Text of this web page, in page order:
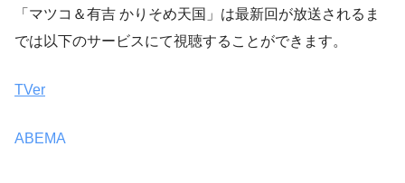
「マツコ＆有吉 かりそめ天国」は最新回が放送されるま
では以下のサービスにて視聴することができます。
TVer
ABEMA